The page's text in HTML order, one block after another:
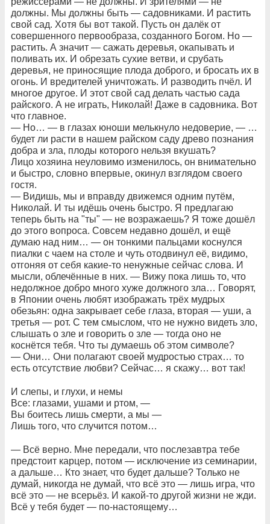
должны. Мы должны быть — садовниками. И растить
свой сад. Хотя бы вот такой. Пусть он далёк от
совершенного первообраза, созданного Богом. Но —
растить. А значит — сажать деревья, окапывать и
поливать их. И обрезать сухие ветви, и срубать
деревья, не приносящие плода доброго, и бросать их в
огонь. И вредителей уничтожать. И разводить пчёл. И
многое другое. И этот свой сад делать частью сада
райского. А не играть, Николай! Даже в садовника. Вот
что главное.
— Но… — в глазах юноши мелькнуло недоверие, — …
будет ли расти в нашем райском саду древо познания
добра и зла, плоды которого нельзя вкушать?
Лицо хозяина неуловимо изменилось, он внимательно
и быстро, словно впервые, окинул взглядом своего
гостя.
— Видишь, мы и вправду движемся одним путём,
Николай. И ты идёшь очень быстро. Я предлагаю
теперь быть на "ты" — не возражаешь? Я тоже дошёл
до этого вопроса. Совсем недавно дошёл, и ещё
думаю над ним… — он тонкими пальцами коснулся
пиалки с чаем на столе и чуть отодвинул её, видимо,
отгоняя от себя какие-то ненужные сейчас слова. И
мысли, облечённые в них. — Вижу пока лишь то, что
недолжное добро много хуже должного зла… Говорят,
в Японии очень любят изображать трёх мудрых
обезьян: одна закрывает себе глаза, вторая — уши, а
третья — рот. С тем смыслом, что не нужно видеть зло,
слышать о зле и говорить о зле — тогда оно не
коснётся тебя. Что ты думаешь об этом символе?
— Они… Они полагают своей мудростью страх… то
есть отсутствие любви? Сейчас… я скажу… вот так!
И слепы, и глухи, и немы
Все: глазами, ушами и ртом, —
Вы боитесь лишь смерти, а мы —
Лишь того, что случится потом…
— Всё верно. Мне передали, что послезавтра тебе
предстоит карцер, потом — исключение из семинарии,
а дальше… Кто знает, что будет дальше? Только не
думай, никогда не думай, что всё это — лишь игра, что
всё это — не всерьёз. И какой-то другой жизни не жди.
Всё у тебя будет — по-настоящему…